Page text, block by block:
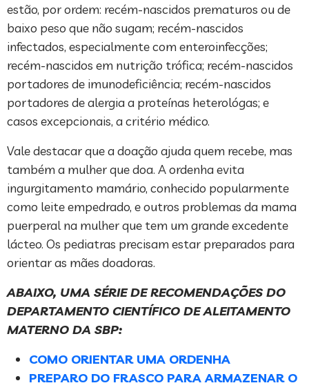
estão, por ordem: recém-nascidos prematuros ou de
baixo peso que não sugam; recém-nascidos
infectados, especialmente com enteroinfecções;
recém-nascidos em nutrição trófica; recém-nascidos
portadores de imunodeficiência; recém-nascidos
portadores de alergia a proteínas heterológas; e
casos excepcionais, a critério médico.
Vale destacar que a doação ajuda quem recebe, mas
também a mulher que doa. A ordenha evita
ingurgitamento mamário, conhecido popularmente
como leite empedrado, e outros problemas da mama
puerperal na mulher que tem um grande excedente
lácteo. Os pediatras precisam estar preparados para
orientar as mães doadoras.
ABAIXO, UMA SÉRIE DE RECOMENDAÇÕES DO
DEPARTAMENTO CIENTÍFICO DE ALEITAMENTO
MATERNO DA SBP:
COMO ORIENTAR UMA ORDENHA
PREPARO DO FRASCO PARA ARMAZENAR O